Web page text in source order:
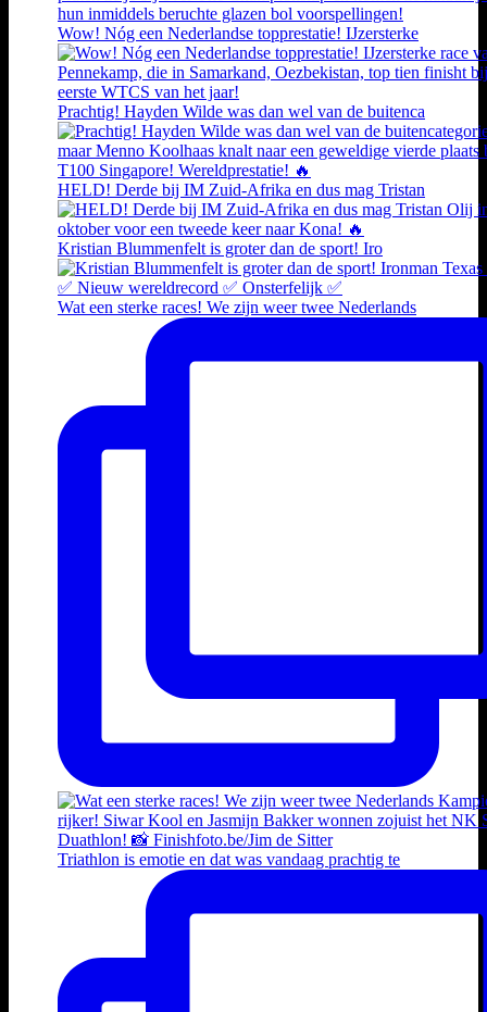
Wow! Nóg een Nederlandse topprestatie! IJzersterke
Prachtig! Hayden Wilde was dan wel van de buitenca
HELD! Derde bij IM Zuid-Afrika en dus mag Tristan
Kristian Blummenfelt is groter dan de sport! Iro
Wat een sterke races! We zijn weer twee Nederlands
Triathlon is emotie en dat was vandaag prachtig te